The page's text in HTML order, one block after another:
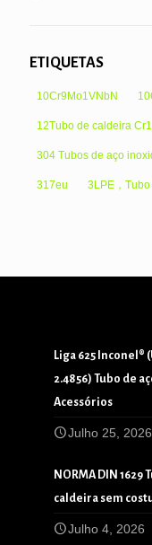
ETIQUETAS
10Cr9Mo1VNbN
12Tubo de caldeira
304 Tubos de aço
317eu 3LPE，
Liga 625 Inconel®
2.4856) Tubo de
Acessórios
Julho 25, 2026
NORMA DIN 1629
caldeira sem
Julho 4, 2026